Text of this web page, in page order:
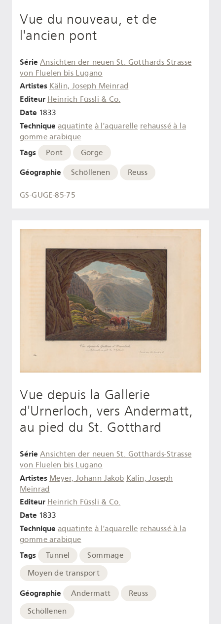
Vue du nouveau, et de
l'ancien pont
Série Ansichten der neuen St. Gotthards-Strasse
von Fluelen bis Lugano
Artistes Kälin, Joseph Meinrad
Editeur Heinrich Füssli & Co.
Date 1833
Technique aquatinte à l'aquarelle rehaussé à la
gomme arabique
Tags Pont Gorge
Géographie Schöllenen Reuss
GS-GUGE-85-75
Vue depuis la Gallerie
d'Urnerloch, vers Andermatt,
au pied du St. Gotthard
Série Ansichten der neuen St. Gotthards-Strasse
von Fluelen bis Lugano
Artistes Meyer, Johann Jakob Kälin, Joseph
Meinrad
Editeur Heinrich Füssli & Co.
Date 1833
Technique aquatinte à l'aquarelle rehaussé à la
gomme arabique
Tags Tunnel
Sommage
Moyen de transport
Géographie Andermatt
Reuss
Schöllenen